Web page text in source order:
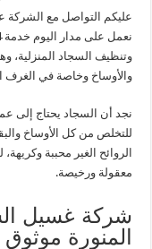
عليكم التواصل مع
وتنظيف السجاد المنزلية،
والأوساخ وخاصة في الغرف
نجد أن السجاد يحتاج
للتخلص من كل الأوساخ
الروائح الغير محببة
معقولة ورخيصة.
شركة غسيل
المنورة موثوق